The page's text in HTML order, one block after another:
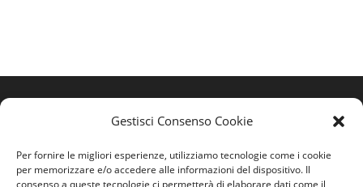
Gestisci Consenso Cookie
Per fornire le migliori esperienze, utilizziamo tecnologie come i cookie
per memorizzare e/o accedere alle informazioni del dispositivo. Il
consenso a queste tecnologie ci permetterà di elaborare dati come il